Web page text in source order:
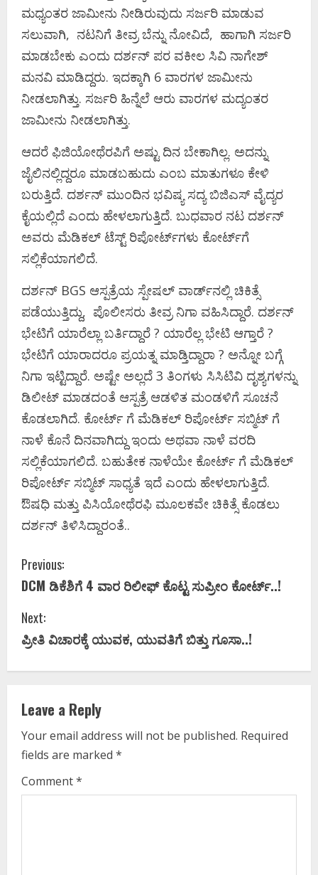
ಮಧ್ಯಂತರ ಜಾಮೀನು ನೀಡಿರುವುದು ಸರ್ಜರಿ ಮಾಡುವ
ಸಲುವಾಗಿ, ನಟನಿಗೆ ತೀವ್ರ ಬೆನ್ನು ನೋವಿದೆ, ಹಾಗಾಗಿ ಸರ್ಜರಿ
ಮಾಡಬೇಕು ಎಂದು ದರ್ಶನ್ ಪರ ವಕೀಲ ಸಿವಿ ನಾಗೇಶ್
ಮನವಿ ಮಾಡಿದ್ದರು. ಇದಕ್ಕಾಗಿ 6 ವಾರಗಳ ಜಾಮೀನು
ನೀಡಲಾಗಿತ್ತು. ಸರ್ಜರಿ ಹಿನ್ನೆಲೆ ಆರು ವಾರಗಳ ಮದ್ಯಂತರ
ಜಾಮೀನು ನೀಡಲಾಗಿತ್ತು.
ಆದರೆ ಫಿಜಿಯೋಥೆರಪಿಗೆ ಅಷ್ಟು ದಿನ ಬೇಕಾಗಿಲ್ಲ. ಅದನ್ನು
ಜೈಲಿನಲ್ಲಿದ್ದರೂ ಮಾಡಬಹುದು ಎಂಬ ಮಾತುಗಳೂ ಕೇಳಿ
ಬರುತ್ತಿದೆ. ದರ್ಶನ್ ಮುಂದಿನ‌ ಭವಿಷ್ಯ ಸದ್ಯ ಬಿಜಿಎಸ್ ವೈದ್ಯರ
ಕೈಯಲ್ಲಿದೆ ಎಂದು ಹೇಳಲಾಗುತ್ತಿದೆ. ಬುಧವಾರ ನಟ ದರ್ಶನ್
ಅವರು ಮೆಡಿಕಲ್ ಟೆಸ್ಟ್ ರಿಪೋರ್ಟ್​ಗಳು ಕೋರ್ಟ್​ಗೆ
ಸಲ್ಲಿಕೆಯಾಗಲಿದೆ.
ದರ್ಶನ್ BGS ಆಸ್ಪತ್ರೆಯ ಸ್ಪೇಷಲ್ ವಾರ್ಡ್‌ನಲ್ಲಿ ಚಿಕಿತ್ಸೆ
ಪಡೆಯುತ್ತಿದ್ದು, ಪೊಲೀಸರು ತೀವ್ರ ನಿಗಾ ವಹಿಸಿದ್ದಾರೆ. ದರ್ಶನ್
ಭೇಟಿಗೆ ಯಾರೆಲ್ಲಾ ಬರ್ತಿದ್ದಾರೆ ? ಯಾರೆಲ್ಲ ಭೇಟಿ ಆಗ್ತಾರೆ ?
ಭೇಟಿಗೆ ಯಾರಾದರೂ ಪ್ರಯತ್ನ ಮಾಡ್ತಿದ್ದಾರಾ ? ಅನ್ನೋ ಬಗ್ಗೆ
ನಿಗಾ ಇಟ್ಟಿದ್ದಾರೆ. ಅಷ್ಟೇ ಅಲ್ಲದೆ 3 ತಿಂಗಳು ಸಿಸಿಟಿವಿ ದೃಶ್ಯಗಳನ್ನು
ಡಿಲೀಟ್‌ ಮಾಡದಂತೆ ಆಸ್ಪತ್ರೆ ಆಡಳಿತ ಮಂಡಳಿಗೆ ಸೂಚನೆ
ಕೊಡಲಾಗಿದೆ. ಕೋರ್ಟ್ ಗೆ ಮೆಡಿಕಲ್ ರಿಪೋರ್ಟ್ ಸಬ್ಮಿಟ್ ಗೆ
ನಾಳೆ ಕೊನೆ ದಿನವಾಗಿದ್ದು ಇಂದು ಅಥವಾ ನಾಳೆ ವರದಿ
ಸಲ್ಲಿಕೆಯಾಗಲಿದೆ. ಬಹುತೇಕ ನಾಳೆಯೇ ಕೋರ್ಟ್ ಗೆ ಮೆಡಿಕಲ್
ರಿಪೋರ್ಟ್ ಸಬ್ಮಿಟ್ ಸಾಧ್ಯತೆ ಇದೆ ಎಂದು ಹೇಳಲಾಗುತ್ತಿದೆ.
ಔಷಧಿ ಮತ್ತು ಪಿಸಿಯೋಥೆರಫಿ ಮೂಲಕವೇ ಚಿಕಿತ್ಸೆ ಕೊಡಲು
ದರ್ಶನ್ ತಿಳಿಸಿದ್ದಾರಂತೆ..
C
o
n
t
n
u
e
R
Previous:
DCM ಡಿಕೆಶಿಗೆ 4 ವಾರ ರಿಲೀಫ್ ಕೊಟ್ಟ ಸುಪ್ರೀಂ ಕೋರ್ಟ್..!
Next:
ಪ್ರೀತಿ ವಿಚಾರಕ್ಕೆ ಯುವಕ, ಯುವತಿಗೆ ಬಿತ್ತು ಗೂಸಾ..!
Leave a Reply
Your email address will not be published. Required
fields are marked *
Comment*